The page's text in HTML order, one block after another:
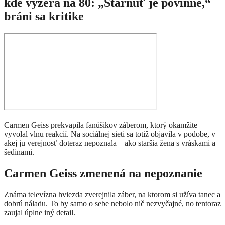
kde vyzerá na 80: „Starnúť je povinné,“
bráni sa kritike
Carmen Geiss prekvapila fanúšikov záberom, ktorý okamžite
vyvolal vlnu reakcií. Na sociálnej sieti sa totiž objavila v podobe, v
akej ju verejnosť doteraz nepoznala – ako staršia žena s vráskami a
šedinami.
Carmen Geiss zmenená na nepoznanie
Známa televízna hviezda zverejnila záber, na ktorom si užíva tanec a
dobrú náladu. To by samo o sebe nebolo nič nezvyčajné, no tentoraz
zaujal úplne iný detail.